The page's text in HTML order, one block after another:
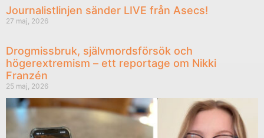
Journalistlinjen sänder LIVE från Asecs!
27 maj, 2026
Drogmissbruk, självmordsförsök och
högerextremism – ett reportage om Nikki
Franzén
25 maj, 2026